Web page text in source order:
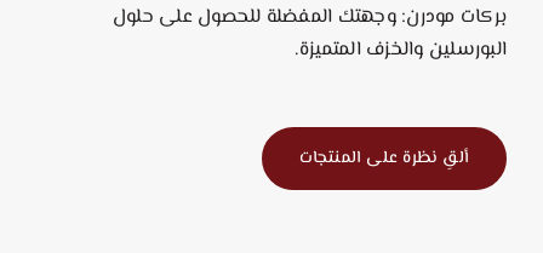
بركات مودرن: وجهتك المفضلة للحصول على حلول
البورسلين والخزف المتميزة.
ألقِ نظرة على المنتجات